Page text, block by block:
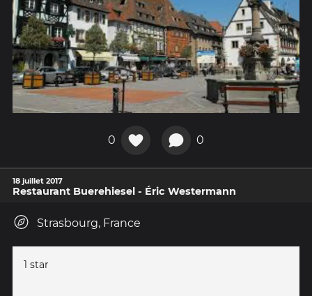
0 0
18 juillet 2017
Restaurant Buerehiesel - Éric Westermann
Strasbourg, France
1 star